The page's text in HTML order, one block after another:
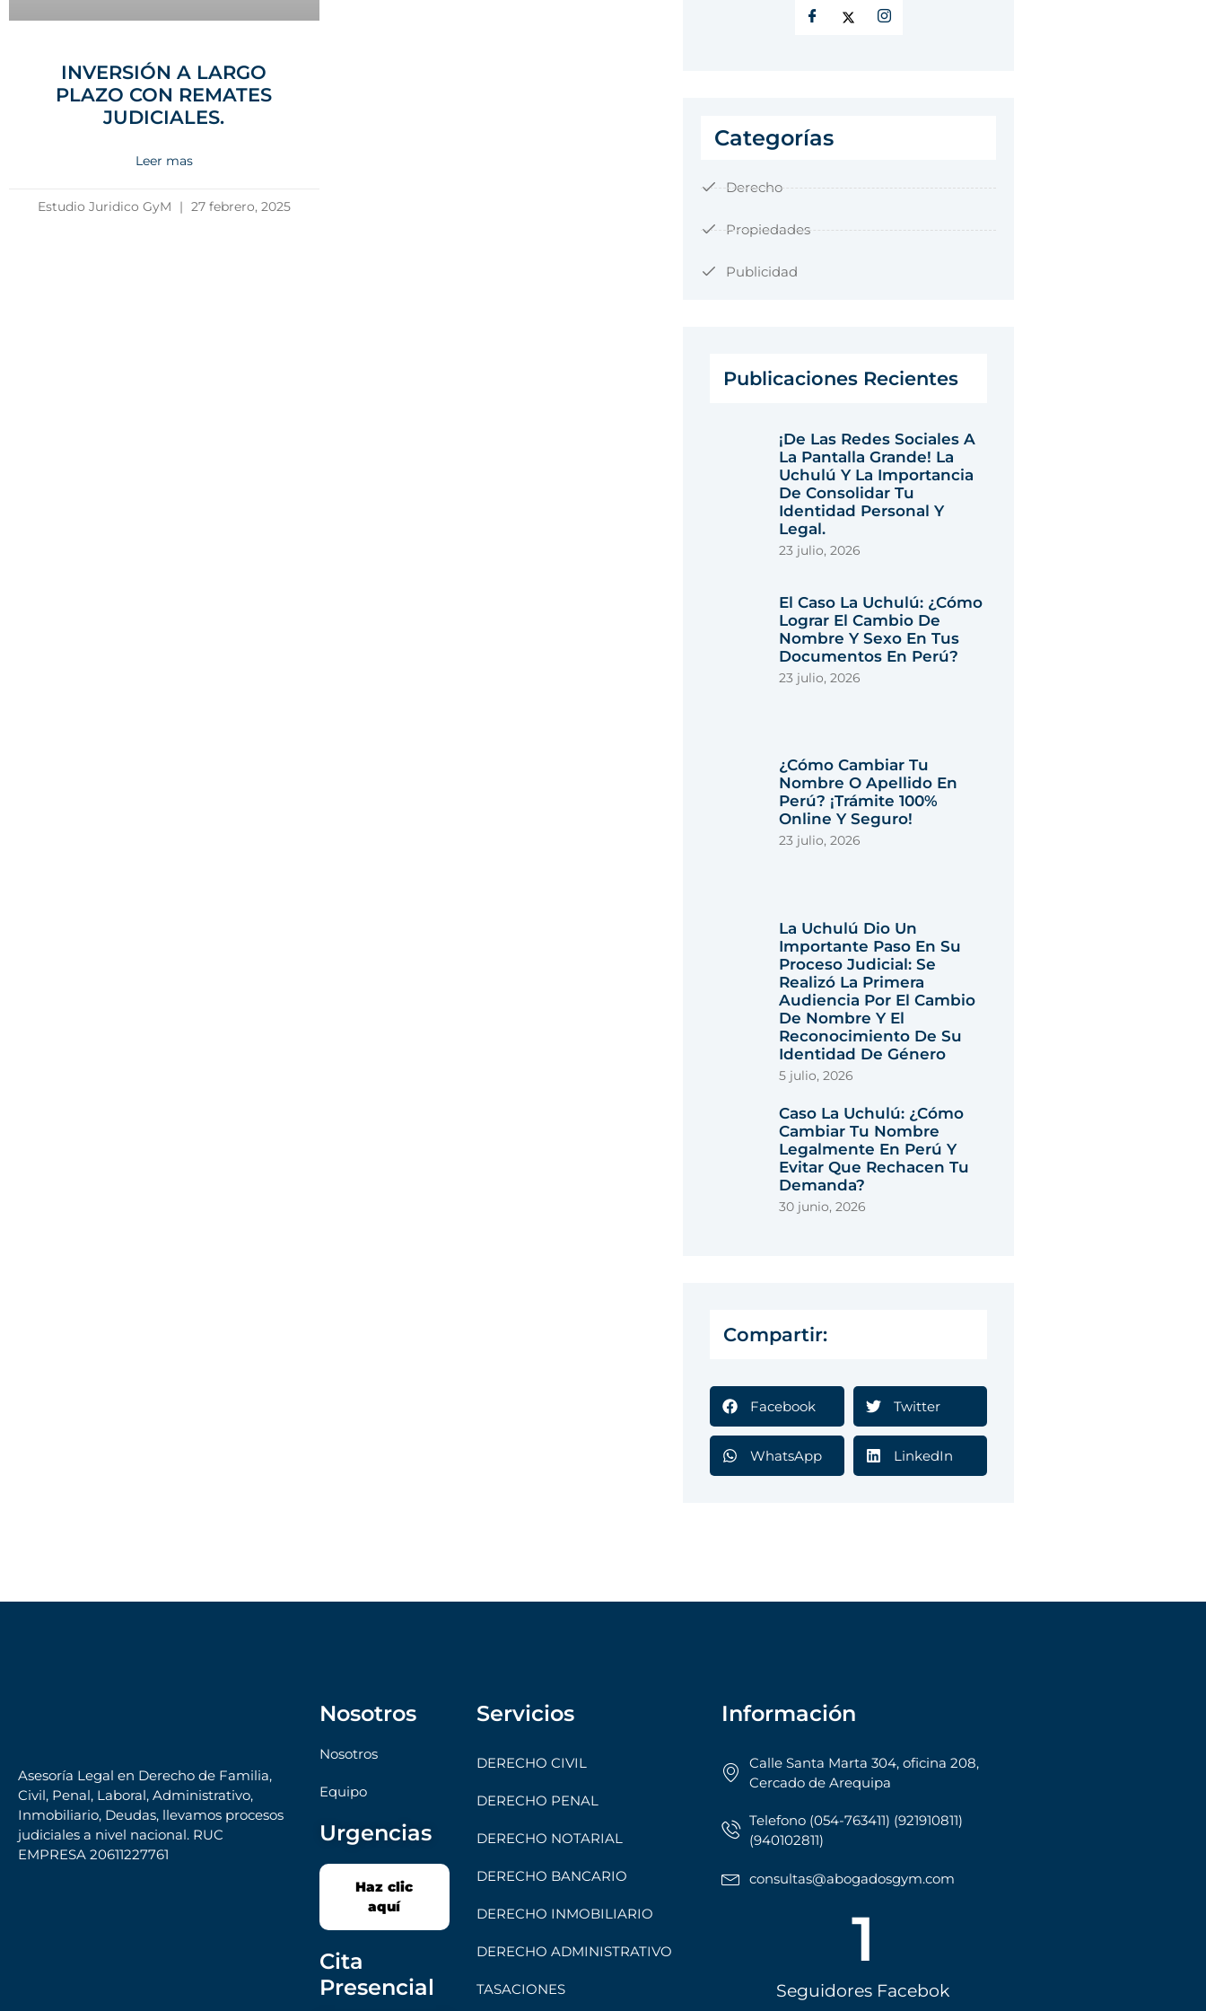
INVERSIÓN A LARGO
PLAZO CON REMATES
JUDICIALES.
Leer mas
Estudio Juridico GyM 27 febrero, 2025
Categorías
Derecho
Propiedades
Publicidad
Publicaciones Recientes
¡De Las Redes Sociales A
La Pantalla Grande! La
Uchulú Y La Importancia
De Consolidar Tu
Identidad Personal Y
Legal.
23 julio, 2026
El Caso La Uchulú: ¿Cómo
Lograr El Cambio De
Nombre Y Sexo En Tus
Documentos En Perú?
23 julio, 2026
¿Cómo Cambiar Tu
Nombre O Apellido En
Perú? ¡Trámite 100%
Online Y Seguro!
23 julio, 2026
La Uchulú Dio Un
Importante Paso En Su
Proceso Judicial: Se
Realizó La Primera
Audiencia Por El Cambio
De Nombre Y El
Reconocimiento De Su
Identidad De Género
5 julio, 2026
Caso La Uchulú: ¿cómo
Cambiar Tu Nombre
Legalmente En Perú Y
Evitar Que Rechacen Tu
Demanda?
30 junio, 2026
Compartir:
Facebook Twitter
WhatsApp LinkedIn
Asesoría Legal en Derecho de Familia,
Civil, Penal, Laboral, Administrativo,
Inmobiliario, Deudas, llevamos procesos
judiciales a nivel nacional. RUC
EMPRESA 20611227761
Nosotros
Nosotros
Equipo
Urgencias
Haz clic
aquí
Cita
Presencial
Servicios
DERECHO CIVIL
DERECHO PENAL
DERECHO NOTARIAL
DERECHO BANCARIO
DERECHO INMOBILIARIO
DERECHO ADMINISTRATIVO
TASACIONES
Información
Calle Santa Marta 304, oficina 208,
Cercado de Arequipa
Telefono (054-763411) (921910811)
(940102811)
consultas@abogadosgym.com
Seguidores Facebok
1